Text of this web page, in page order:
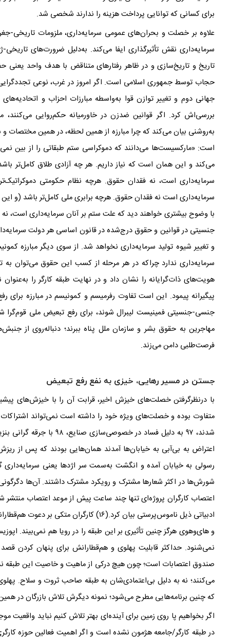
برای کسانی که توانایی پرداخت هزینه را ندارند شخصی شد.
علاوه بر خصلت و بحرانهای عمومی سرمایهداری، ملزومات تاریخی-
سرمایهداری نقش تأثیرگذاری ایفا میکند. به‌دلیل ضرورتهای تاریخی-
تاریخ و تاریخسازی و در ظاهر رفتارهای متناقض با هدف واحد یعنی
حجاب توسط جمهوری اسلامی است. اگر امروز در غرب، نوعی
جهانی دوم و تغییر توازنقوا به‌واسطهمبارزات احزاب و اتحادیههای
بررسیاش کرد. اگر قوانین ضدزن در خاورمیانه حکمروایی می
به‌روشنی بیان میکند که چرا مبارزه از همین لحظه، در همین مختصات و
است: «مارکسیستها میدانند که دموکراسی ستم طبقاتی را از بین نمی
میکند و این همان است که نیاز داریم. هر چه آزادی طلاق کاملتر
سرمایهداری است، نه فقدان حقوق. هرچه نظام حکومتی دموکراتیک
سرمایهداری است نه فقدان حقوق. هرچه برابری ملی کاملتر باشد (و
با وضوح بیشتری خواهند دید که علت ستم بر آنان سرمایهداری است، نه
جنسیتی در قوانین و حقوق درج‌شده در قانون اساسی هر دولت سرمایه
و تغییر شیوه تولید سرمایهداری نخواهد شد. از سوی دیگر مبارزه
سرمایهداری ندارد چراکه در هر مرحله از کسب این حقوق میتوان به
هویتهای ذاتگرایانه را نشان داد و در نهایت طبقه کارگر را به‌عنوان
پیگیرانه پیمود. این است تفاوت رفرمیسم و کمونیسم در مبارزه برای
جنسی-جنسیتی فمینیست لیبرال شوند، برای رفع تبعیض ملی قومگرا
مهاجرین به حقوق بشر و سازمان ملل پناه ببرند؛ دنبالهروی از جنبش
فرصتطلبی دامن میزند.
جستن در مسیر رهایی، خیزی به نفع رفع تبعیض
با درنظرگرفتن خصلتهای خیزش اخیر، قرابت آن را با خیزشهای
متفاوت بوده و خصلتهای ویژه خود را داشته است نمیتواند
شدند، ۹۷ به دلیل فساد در خصوصی‌سازی صنایع، ۹۸ با جرقه
گرانی
اعتراض به بیآبی به خیابانها آمدند همانهایی بودند که پس از
رسولی به خیابان آمده و انگشت بهسمت سر اژدها یعنی سرمایهداری
شورشها در اکثر شعارها مشترک و رویکرد مشترک داشتند. آنها
اعتصاب کارگران پروژهای تنها چند ساعت پیش از موعد اعتصاب منتشر
ادبیاتی ذیل ناموس‌پرستی بیان کرد.(۱۶) کارگران متکی بر دعوت هم
و های‌و‌هوی هرگز چنین تأثیری بر این طبقه را در رویا هم نمیبیند.
نمیشنود. حداکثر قابلیت پهلوی و هم‌قطارانش برای پنهان کردن
صندوق اعتصابات است؛ چون هیچ درکی از ماهیت و خاصیت این طبقه
میکنند؛ نه به دلیل بیاعتمادیشان به طبقه صاحب ثروت و سلاح.
که چنین برنامه‌هایی مطرح می‌شود؛ نمونه‌ دیگرش تلاش بازرگان در همین
اگر بخواهیم پا روی زمین برای آیندهای بهتر تلاش کنیم نباید واقعیت
در طبقه کارگر/جامعه هژمون نشده است و اگر اهمیت فعالین حوزه